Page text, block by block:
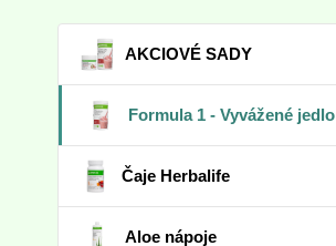
AKCIOVÉ SADY
Formula 1 - Vyvážené jedlo
Čaje Herbalife
Aloe nápoje